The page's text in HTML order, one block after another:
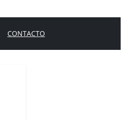
CONTACTO